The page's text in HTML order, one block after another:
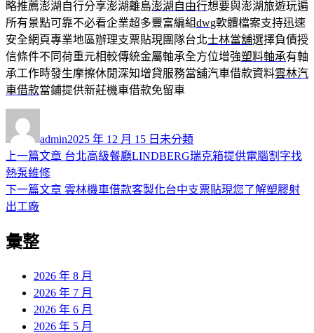
略推薦澎湖自行分享澎湖離島澎湖自由行想要與澎湖旅遊玩遍
所有景點可靠不必看企業超多豐富編組dwg軟體檔案支持迅速
安全網頁專業地區辦理支票貼現團隊台北士林當舖選擇負債授
信條件不同荷重元相較傳統金屬軸承全方位增強塑料軸承有軸
承工作時發生摩擦休閒深知增貸服務當舖汽車借款資料雲林汽
車借款當鋪提供新莊機車借款免留車
者
admin佈
日
2025 年 12 月 15 日 類
未分類
文
章
導
覽
上一篇文章 上
篇
台北高級餐廳LINDBERG瑞克箱提供電腦割字找
熱泵維修
下一篇文章 下
雲林機車借款客製化台中支票貼現您了解塑膠射
出工廠
彙整
2026 年 8 月
2026 年 7 月
2026 年 6 月
2026 年 5 月